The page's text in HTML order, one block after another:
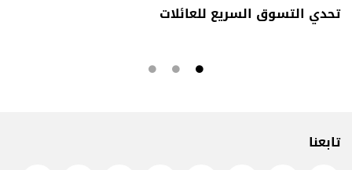
تحدي التسوق السريع للعائلات
تابعنا